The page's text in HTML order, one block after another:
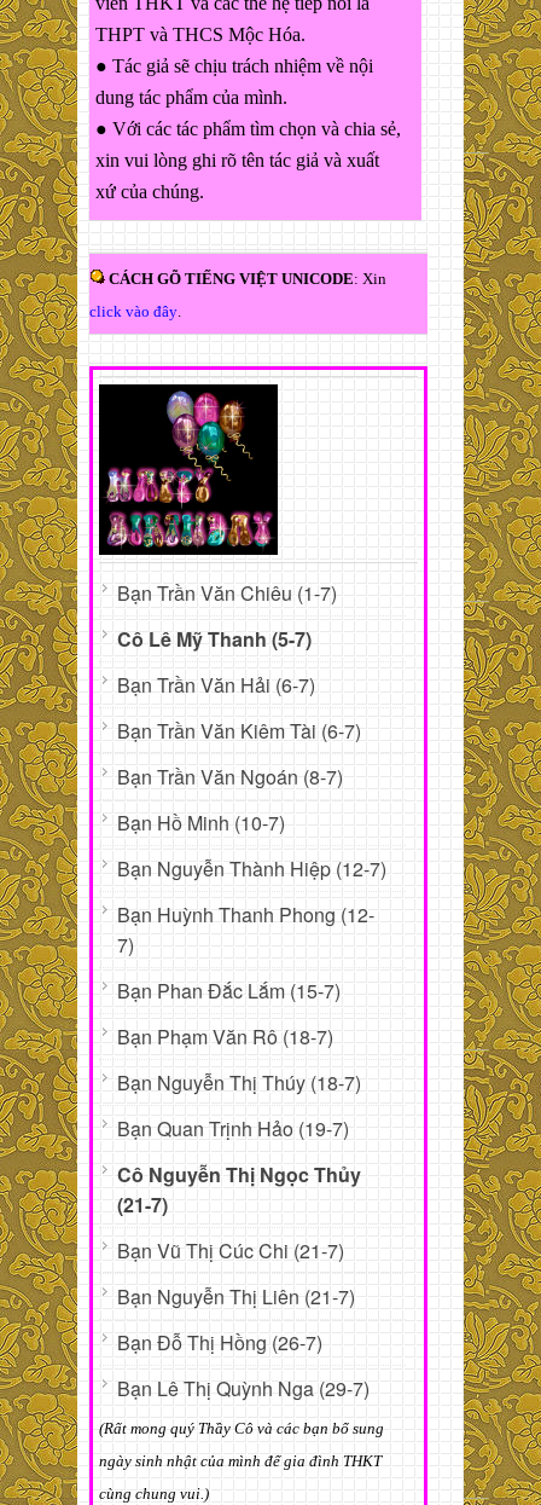
THPT và THCS Mộc Hóa.
● Tác giả sẽ chịu trách nhiệm về nội
dung tác phẩm của mình.
● Với các tác phẩm tìm chọn và chia sẻ,
xin vui lòng ghi rõ tên tác giả và xuất
xứ của chúng.
CÁCH GÕ TIẾNG VIỆT UNICODE: Xin
click vào đây.
Bạn Trần Văn Chiêu (1-7)
Cô Lê Mỹ Thanh (5-7)
Bạn Trần Văn Hải (6-7)
Bạn Trần Văn Kiêm Tài (6-7)
Bạn Trần Văn Ngoán (8-7)
Bạn Hồ Minh (10-7)
Bạn Nguyễn Thành Hiệp (12-7)
Bạn Huỳnh Thanh Phong (12-
7)
Bạn Phan Đắc Lắm (15-7)
Bạn Phạm Văn Rô (18-7)
Bạn Nguyễn Thị Thúy (18-7)
Bạn Quan Trịnh Hảo (19-7)
Cô Nguyễn Thị Ngọc Thủy
(21-7)
Bạn Vũ Thị Cúc Chi (21-7)
Bạn Nguyễn Thị Liên (21-7)
Bạn Đỗ Thị Hồng (26-7)
Bạn Lê Thị Quỳnh Nga (29-7)
(Rất mong quý Thầy Cô và các bạn bổ sung
ngày sinh nhật của mình để gia đình THKT
cùng chung vui.)